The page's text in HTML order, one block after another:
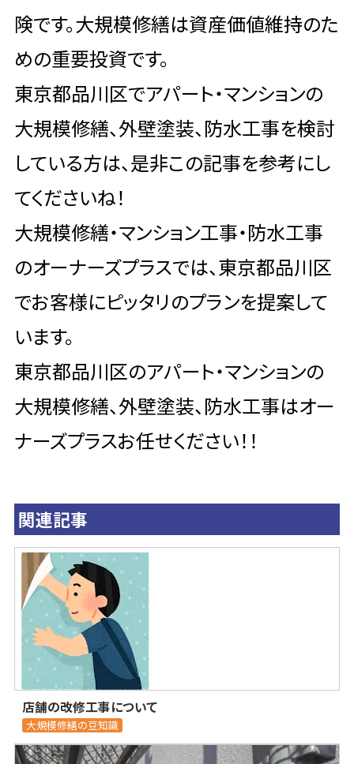
険です。大規模修繕は資産価値維持のた
めの重要投資です。
東京都品川区でアパート・マンションの
大規模修繕、外壁塗装、防水工事を検討
している方は、是非この記事を参考にし
てくださいね！
大規模修繕・マンション工事・防水工事
のオーナーズプラスでは、東京都品川区
でお客様にピッタリのプランを提案して
います。
東京都品川区のアパート・マンションの
大規模修繕、外壁塗装、防水工事はオー
ナーズプラスお任せください！！
関連記事
店舗の改修工事について
大規模修繕の豆知識